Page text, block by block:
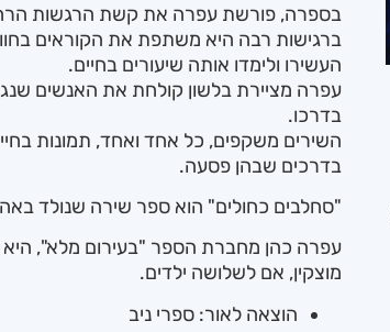
בספרה, פורשת עפרה את קשת הרגשות
ברגישות רבה היא משתפת את הקוראים
העשירו ולימדו אותה שיעורים בחיים.
עפרה מציירת בלשון קולחת את האנשים
בדרכו.
השירים משקפים, כל אחד ואחד, תמונות
בדרכים שבהן פסעה.
"סחלבים כחולים" הוא ספר שירה שנולד
עפרה כהן מחברת הספר "בעירום מלא", היא
מוצקין, אם לשלושה ילדים.
הוצאה לאור: ספרי ניב